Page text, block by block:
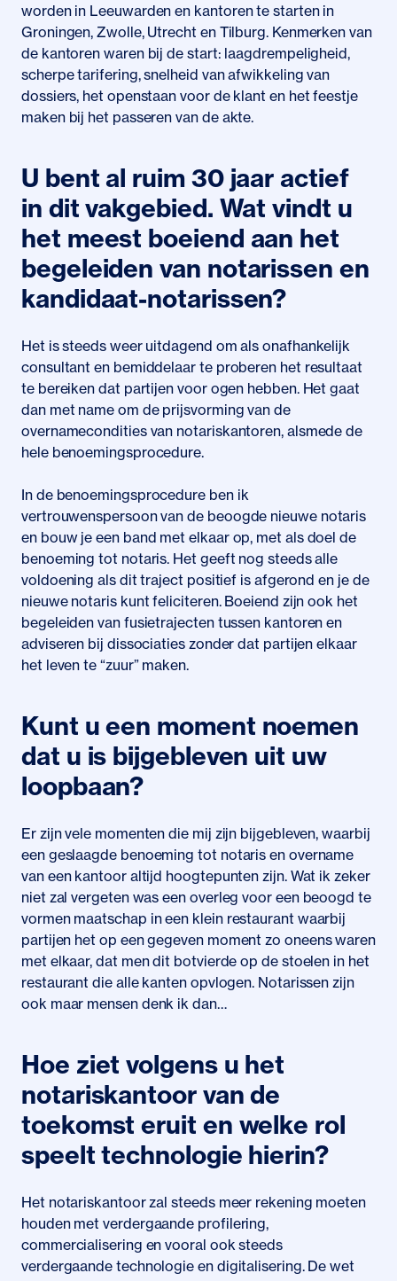
worden in Leeuwarden en kantoren te starten in
Groningen, Zwolle, Utrecht en Tilburg. Kenmerken van
de kantoren waren bij de start: laagdrempeligheid,
scherpe tarifering, snelheid van afwikkeling van
dossiers, het openstaan voor de klant en het feestje
maken bij het passeren van de akte.
U bent al ruim 30 jaar actief
in dit vakgebied. Wat vindt u
het meest boeiend aan het
begeleiden van notarissen en
kandidaat-notarissen?
Het is steeds weer uitdagend om als onafhankelijk
consultant en bemiddelaar te proberen het resultaat
te bereiken dat partijen voor ogen hebben. Het gaat
dan met name om de prijsvorming van de
overnamecondities van notariskantoren, alsmede de
hele benoemingsprocedure.
In de benoemingsprocedure ben ik
vertrouwenspersoon van de beoogde nieuwe notaris
en bouw je een band met elkaar op, met als doel de
benoeming tot notaris. Het geeft nog steeds alle
voldoening als dit traject positief is afgerond en je de
nieuwe notaris kunt feliciteren. Boeiend zijn ook het
begeleiden van fusietrajecten tussen kantoren en
adviseren bij dissociaties zonder dat partijen elkaar
het leven te “zuur” maken.
Kunt u een moment noemen
dat u is bijgebleven uit uw
loopbaan?
Er zijn vele momenten die mij zijn bijgebleven, waarbij
een geslaagde benoeming tot notaris en overname
van een kantoor altijd hoogtepunten zijn. Wat ik zeker
niet zal vergeten was een overleg voor een beoogd te
vormen maatschap in een klein restaurant waarbij
partijen het op een gegeven moment zo oneens waren
met elkaar, dat men dit botvierde op de stoelen in het
restaurant die alle kanten opvlogen. Notarissen zijn
ook maar mensen denk ik dan…
Hoe ziet volgens u het
notariskantoor van de
toekomst eruit en welke rol
speelt technologie hierin?
Het notariskantoor zal steeds meer rekening moeten
houden met verdergaande profilering,
commercialisering en vooral ook steeds
verdergaande technologie en digitalisering. De wet